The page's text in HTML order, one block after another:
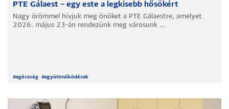
PTE Gálaest – egy este a legkisebb hősökért
Nagy örömmel hívjuk meg önöket a PTE Gálaestre, amelyet
2026. május 23-án rendezünk meg városunk ...
#egészség #együttműködések